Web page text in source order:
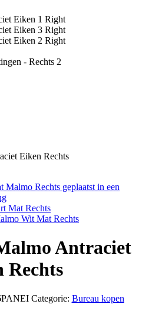
Eiken Rechts
Mat Rechts
Wit Mat Rechts
Antraciet
Rechts
Categorie: Bureau kopen